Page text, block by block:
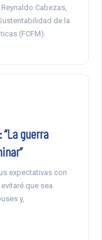
Cabezas,
de la
(FCFM).
guerra
expectativas con
evitaré que sea
y,